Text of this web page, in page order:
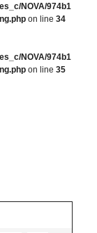
NOVA/974b1
on line 34
NOVA/974b1
on line 35